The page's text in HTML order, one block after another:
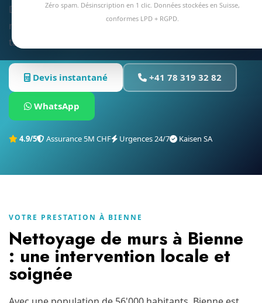
Devis gratuit sous 24h, intervention sous 48h en
moyenne. Équipe locale, matériel professionnel,
tarifs transparents.
Devis instantané +41 78 319 32 82
WhatsApp
4.9/5 Assurance 5M CHF Urgences 24/7 Kaisen SA
VOTRE PRESTATION À BIENNE
Nettoyage de murs à Bienne
: une intervention locale et
soignée
Zéro spam. Désinscription en 1 clic. Données stockées en Suisse,
conformes LPD + RGPD.